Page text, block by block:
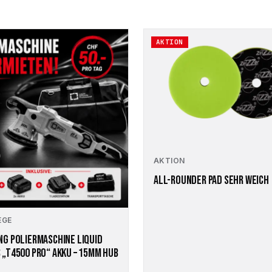
POLIERMASCHINE LIQUID
PRO“ AKKU – 15MM HUB
AKTION
AKTION
ALL-ROUNDER PAD SEHR WEICH
Dieses
Produkt
mehrere
Varianten
der
Produktseite